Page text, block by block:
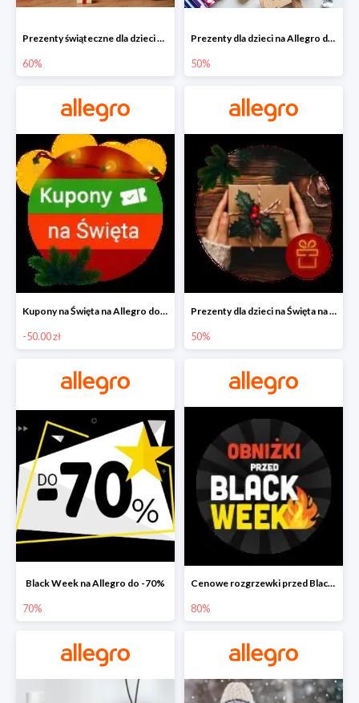
Prezenty świąteczne dla dzieci na Allegro do -60%
60%
Prezenty dla dzieci na Allegro do -50%
50%
Kupony na Święta na Allegro do -50 zł
-50.00 zł
Prezenty dla dzieci na Święta na Allegro do -50%
50%
Black Week na Allegro do -70%
70%
Cenowe rozgrzewki przed Black Friday na Allegro do -80%
80%